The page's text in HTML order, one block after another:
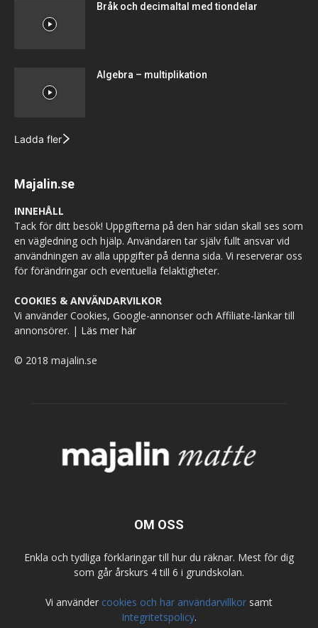
Bråk och decimaltal med tiondelar
Algebra – multiplikation
Ladda fler
Majalin.se
INNEHÅLL
Tack för ditt besök! Uppgifterna på den här sidan skall ses som
en vägledning och hjälp. Användaren tar själv fullt ansvar vid
användningen av alla uppgifter på denna sida. Vi reserverar oss
för förändringar och eventuella felaktigheter.
COOKIES & ANVÄNDARVILKOR
Vi använder Cookies, Google-annonser och Affiliate-länkar till
annonsörer. | Läs mer här
© 2018 majalin.se
OM OSS
Enkla och tydliga förklaringar till hur du räknar. Mest för dig
som går årskurs 4 till 6 i grundskolan.
Vi använder cookies och har användarvillkor samt
Integritetspolicy.